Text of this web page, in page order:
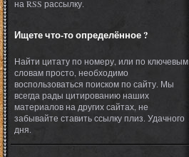
на RSS рассылку.
Ищете что-то определённое ?
Найти цитату по номеру, или по ключевым
словам просто, необходимо
воспользоваться поиском по сайту. Мы
всегда рады цитированию наших
материалов на других сайтах, не
забывайте ставить ссылку плиз. Удачного
дня.